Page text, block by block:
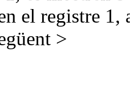
el registre 1,
>